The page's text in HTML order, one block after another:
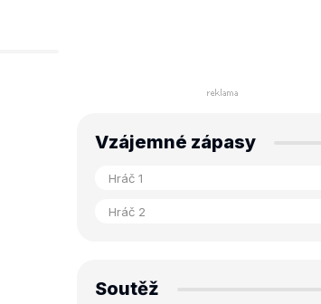
Vzájemné zápasy
Soutěž